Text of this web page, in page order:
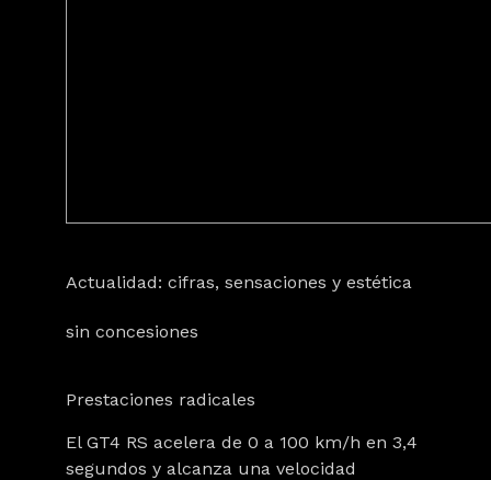
Actualidad: cifras, sensaciones y estética
sin concesiones
Prestaciones radicales
El GT4 RS acelera de 0 a 100 km/h en 3,4
segundos y alcanza una velocidad